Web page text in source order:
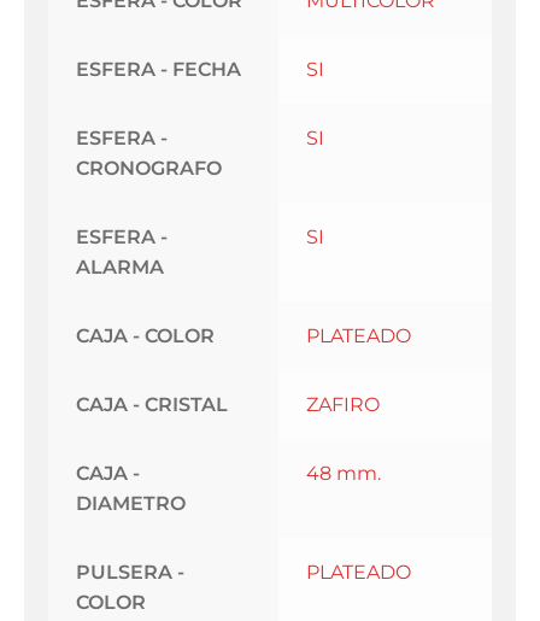
ESFERA - FECHA SI
ESFERA -
CRONOGRAFO
SI
ESFERA -
ALARMA
SI
CAJA - COLOR PLATEADO
CAJA - CRISTAL ZAFIRO
CAJA -
DIAMETRO
48 mm.
PULSERA -
COLOR
PLATEADO